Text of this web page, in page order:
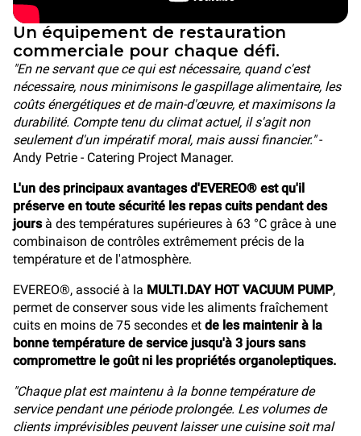
Un équipement de restauration
commerciale pour chaque défi.
"En ne servant que ce qui est nécessaire, quand c'est
nécessaire, nous minimisons le gaspillage alimentaire, les
coûts énergétiques et de main-d'œuvre, et maximisons la
durabilité. Compte tenu du climat actuel, il s'agit non
seulement d'un impératif moral, mais aussi financier."-
Andy Petrie - Catering Project Manager.
L'un des principaux avantages d'EVEREO® est qu'il
préserve en toute sécurité les repas cuits pendant des
joursà des températures supérieures à 63 °C grâce à une
combinaison de contrôles extrêmement précis de la
température et de l'atmosphère.
EVEREO®, associé à la MULTI.DAY HOT VACUUM PUMP,
permet de conserver sous vide les aliments fraîchement
cuits en moins de 75 secondes et de les maintenir à la
bonne température de service jusqu'à 3 jours sans
compromettre le goût ni les propriétés organoleptiques.
"Chaque plat est maintenu à la bonne température de
service pendant une période prolongée. Les volumes de
clients imprévisibles peuvent laisser une cuisine soit mal